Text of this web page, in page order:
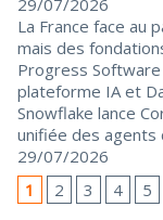
La France face au
mais des
Progress Software
plateforme IA et
Snowflake lance
unifiée des agents
29/07/2026
1
2 3 4 5